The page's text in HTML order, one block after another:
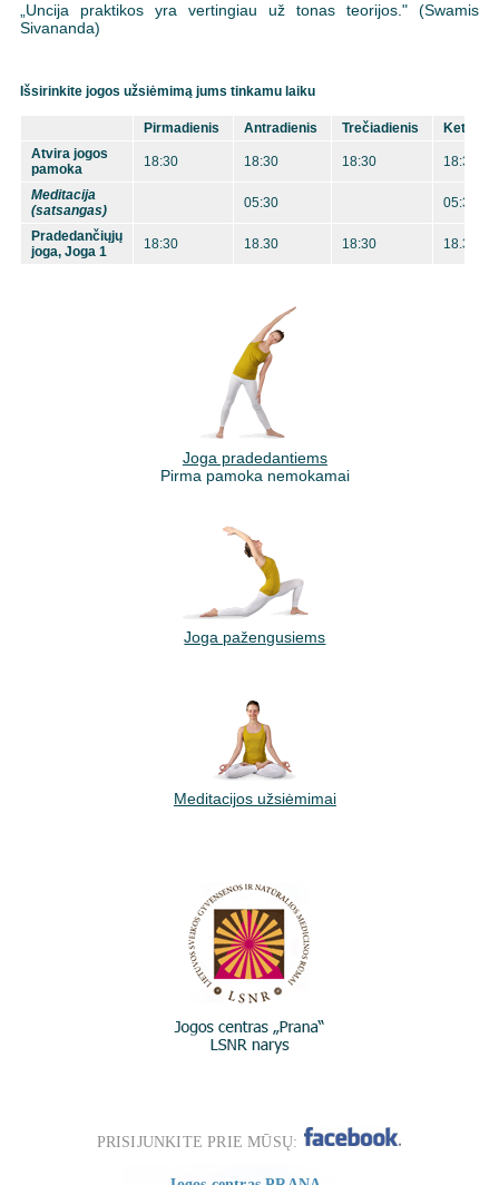
„Uncija praktikos yra vertingiau už tonas teorijos." (Swamis
Sivananda)
Išsirinkite jogos užsiėmimą jums tinkamu laiku
Pirmadienis Antradienis Trečiadienis
Atvira jogos
pamoka
18:30 18:30 18:30 18:30
Meditacija
(satsangas)
05:30 05:30
Pradedančiųjų
joga, Joga 1
18:30 18.30 18:30 18.30
Joga pradedantiems
Pirma pamoka nemokamai
Joga pažengusiems
Meditacijos užsiėmimai
PRISIJUNKITE PRIE MŪSŲ: